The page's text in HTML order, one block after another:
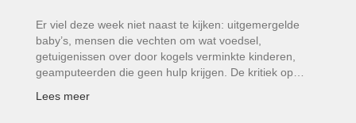
Er viel deze week niet naast te kijken: uitgemergelde
baby’s, mensen die vechten om wat voedsel,
getuigenissen over door kogels verminkte kinderen,
geamputeerden die geen hulp krijgen. De kritiek op…
Lees meer